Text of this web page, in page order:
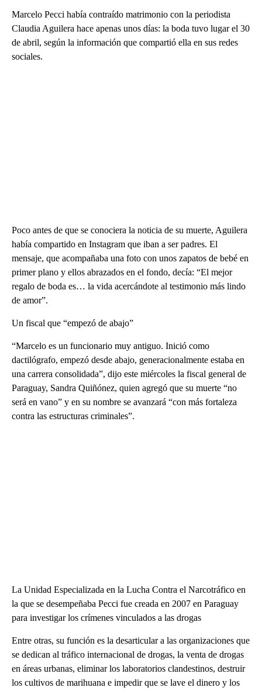
Marcelo Pecci había contraído matrimonio con la periodista
Claudia Aguilera hace apenas unos días: la boda tuvo lugar el 30
de abril, según la información que compartió ella en sus redes
sociales.
Poco antes de que se conociera la noticia de su muerte, Aguilera
había compartido en Instagram que iban a ser padres. El
mensaje, que acompañaba una foto con unos zapatos de bebé en
primer plano y ellos abrazados en el fondo, decía: “El mejor
regalo de boda es… la vida acercándote al testimonio más lindo
de amor”.
Un fiscal que “empezó de abajo”
“Marcelo es un funcionario muy antiguo. Inició como
dactilógrafo, empezó desde abajo, generacionalmente estaba en
una carrera consolidada”, dijo este miércoles la fiscal general de
Paraguay, Sandra Quiñónez, quien agregó que su muerte “no
será en vano” y en su nombre se avanzará “con más fortaleza
contra las estructuras criminales”.
La Unidad Especializada en la Lucha Contra el Narcotráfico en
la que se desempeñaba Pecci fue creada en 2007 en Paraguay
para investigar los crímenes vinculados a las drogas
Entre otras, su función es la desarticular a las organizaciones que
se dedican al tráfico internacional de drogas, la venta de drogas
en áreas urbanas, eliminar los laboratorios clandestinos, destruir
los cultivos de marihuana e impedir que se lave el dinero y los